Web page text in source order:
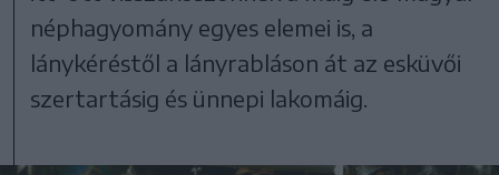
néphagyomány egyes elemei is, a
lánykéréstől a lányrabláson át az esküvői
szertartásig és ünnepi lakomáig.